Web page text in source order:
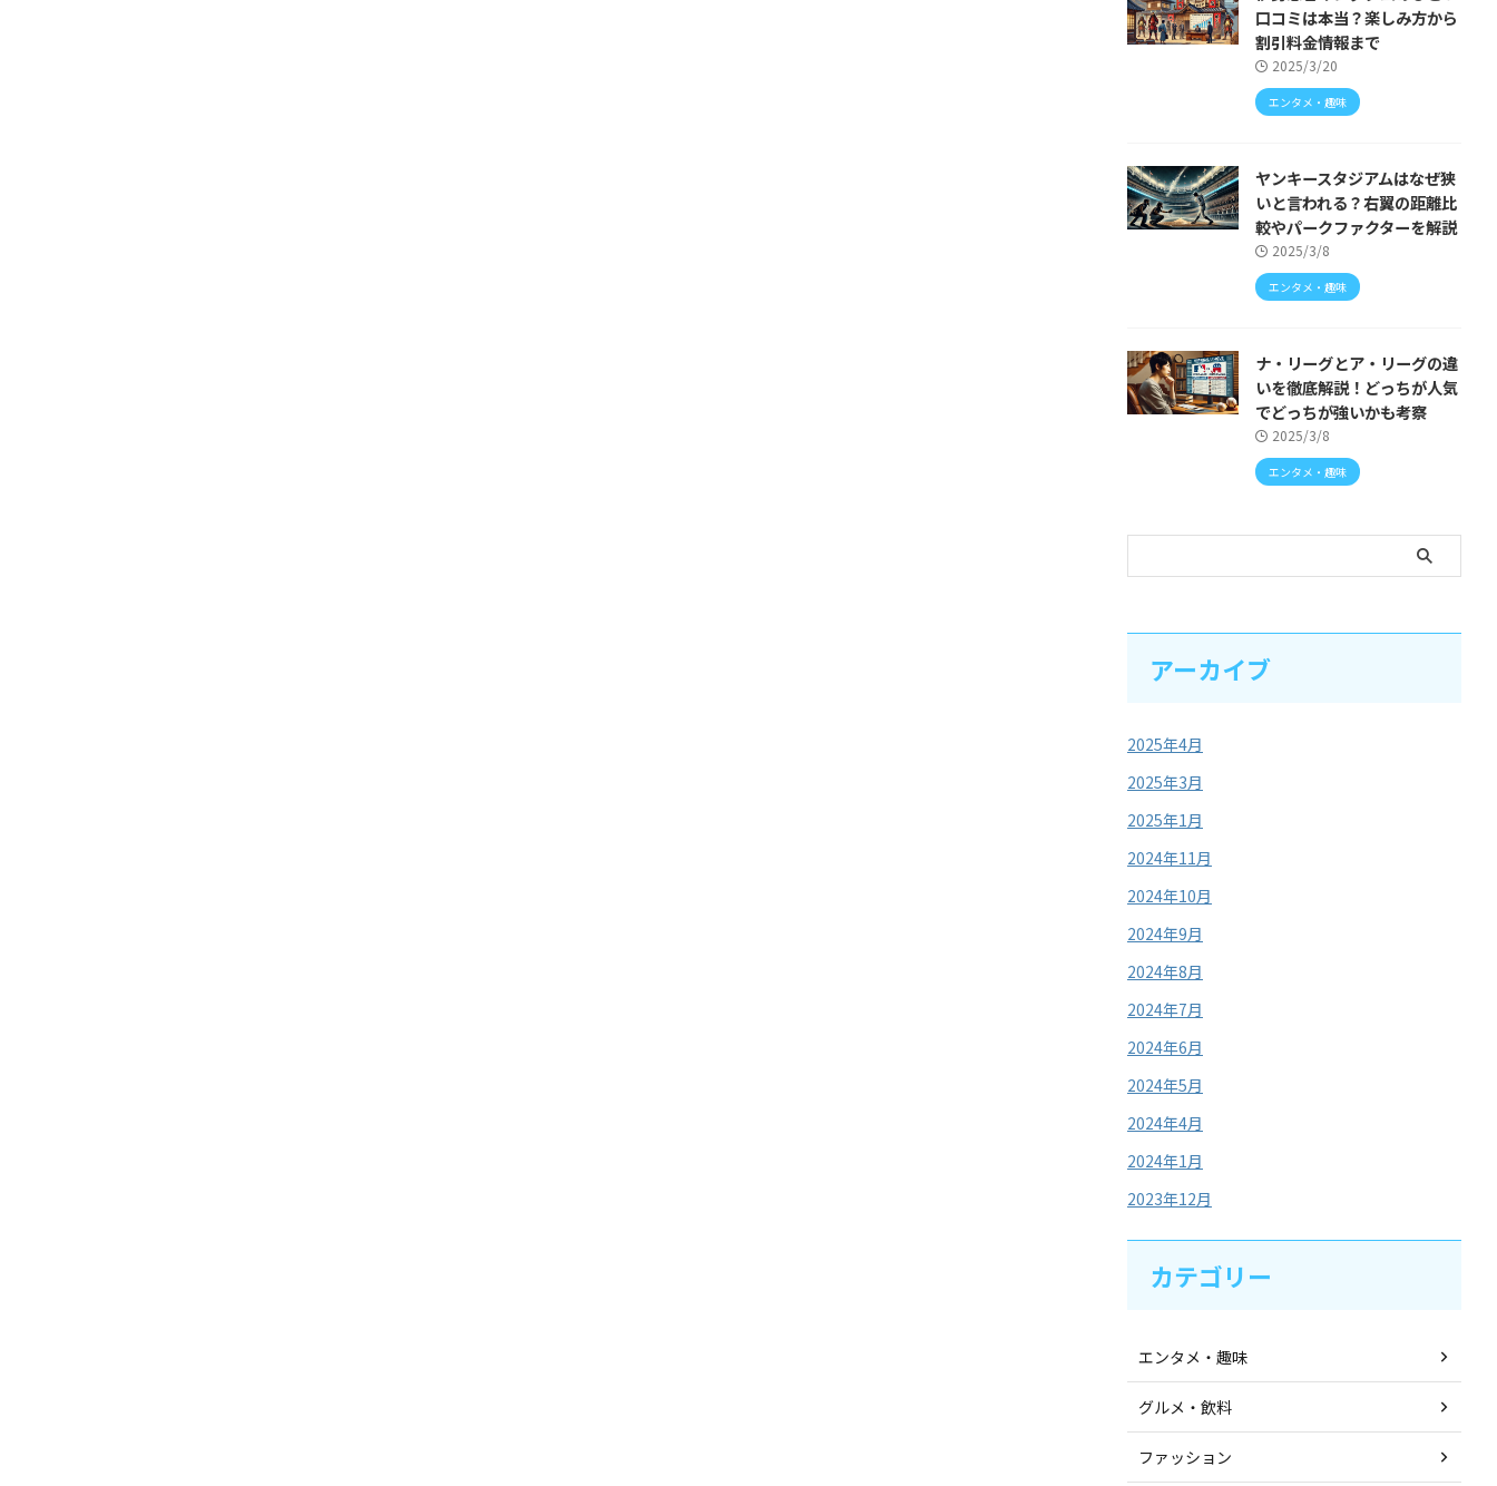
口コミは本当？楽しみ方から
割引料金情報まで
2025/3/20
エンタメ・趣味
ヤンキースタジアムはなぜ狭
いと言われる？右翼の距離比
較やパークファクターを解説
2025/3/8
エンタメ・趣味
ナ・リーグとア・リーグの違
いを徹底解説！どっちが人気
でどっちが強いかも考察
2025/3/8
エンタメ・趣味
アーカイブ
2025年4月
2025年3月
2025年1月
2024年11月
2024年10月
2024年9月
2024年8月
2024年7月
2024年6月
2024年5月
2024年4月
2024年1月
2023年12月
カテゴリー
エンタメ・趣味
グルメ・飲料
ファッション